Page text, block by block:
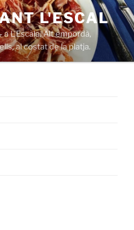
L'ESCAL
a L'Escala. Alt empordà,
al costat de la platja.